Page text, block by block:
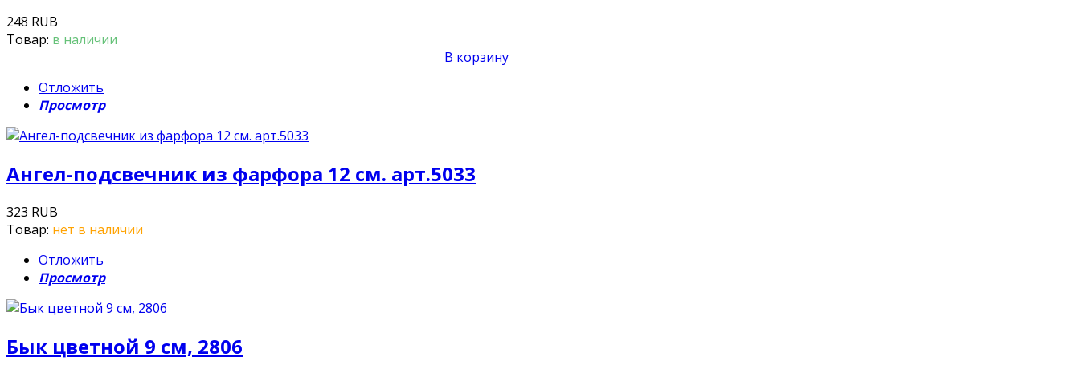
248 RUB
Товар: в наличии
В корзину
Отложить
Просмотр
Ангел-подсвечник из фарфора 12 см. арт.5033
323 RUB
Товар: нет в наличии
Отложить
Просмотр
Бык цветной 9 см, 2806